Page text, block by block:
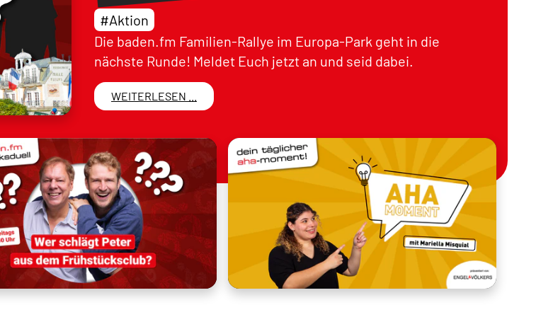
#Aktion
Die baden.fm Familien-Rallye im Europa-Park geht in die
nächste Runde! Meldet Euch jetzt an und seid dabei.
WEITERLESEN ...